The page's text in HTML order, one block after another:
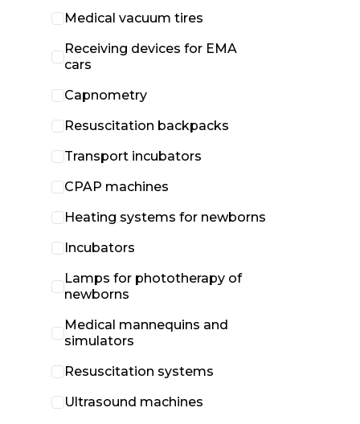
Medical vacuum tires
Receiving devices for EMA
cars
Capnometry
Resuscitation backpacks
Transport incubators
CPAP machines
Heating systems for newborns
Incubators
Lamps for phototherapy of
newborns
Medical mannequins and
simulators
Resuscitation systems
Ultrasound machines